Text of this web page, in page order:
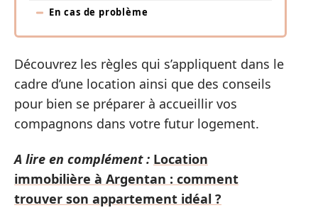
En cas de problème
Découvrez les règles qui s’appliquent dans le
cadre d’une location ainsi que des conseils
pour bien se préparer à accueillir vos
compagnons dans votre futur logement.
A lire en complément : Location
immobilière à Argentan : comment
trouver son appartement idéal ?